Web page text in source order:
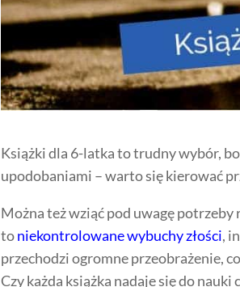
Książki dla 6-latka to trudny wybór,
upodobaniami – warto się kierować
Można też wziąć pod uwagę
toniekontrolowane wybuchy złości,
przechodzi ogromne przeobrażenie,
Czy każda książka nadaje się do nauki